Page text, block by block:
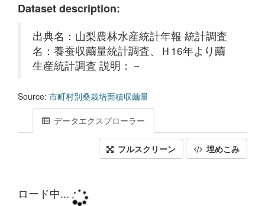
Dataset description:
出典名：山梨農林水産統計年報 統計調査
名：養蚕収繭量統計調査、Ｈ16年より繭
生産統計調査 説明：－
Source: 市町村別桑栽培面積収繭量
データエクスプローラー
フルスクリーン 埋めこみ